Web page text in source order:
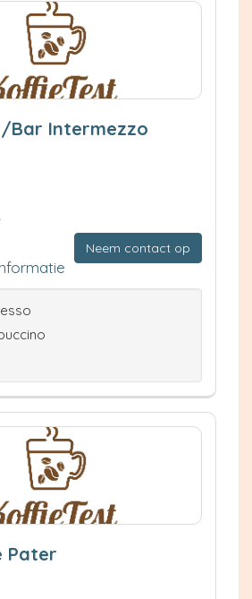
Bar Intermezzo
Neem contact op
Pater